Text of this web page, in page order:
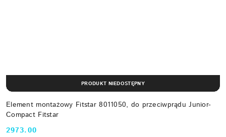
Element montażowy Fitstar 8011050, do przeciwprądu Junior-
Compact Fitstar
2973.00
PRODUKT NIEDOSTĘPNY